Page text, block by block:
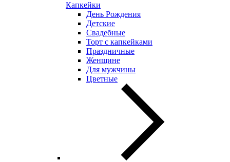
Капкейки
День Рождения
Детские
Свадебные
Торт с капкейками
Праздничные
Женщине
Для мужчины
Цветные